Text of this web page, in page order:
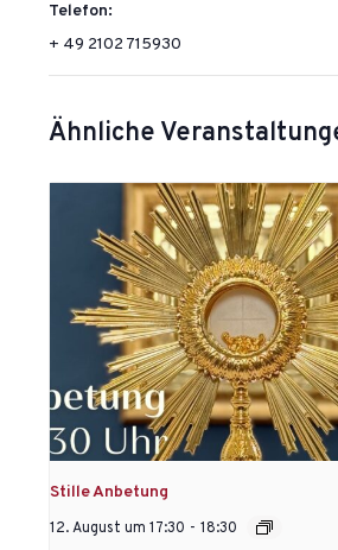
Telefon:
+ 49 2102 715930
Ähnliche
Stille Anbetung
12. August um 17:30 - 18:30